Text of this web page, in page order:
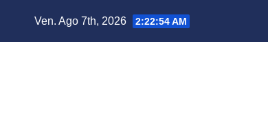
Ven. Ago 7th, 2026 2:22:55 AM